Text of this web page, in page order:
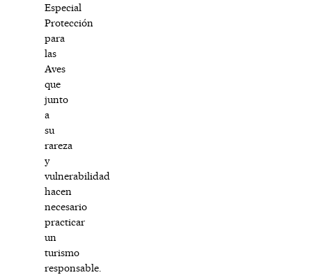
Especial
Protección
para
las
Aves
que
junto
a
su
rareza
y
vulnerabilidad
hacen
necesario
practicar
un
turismo
responsable.